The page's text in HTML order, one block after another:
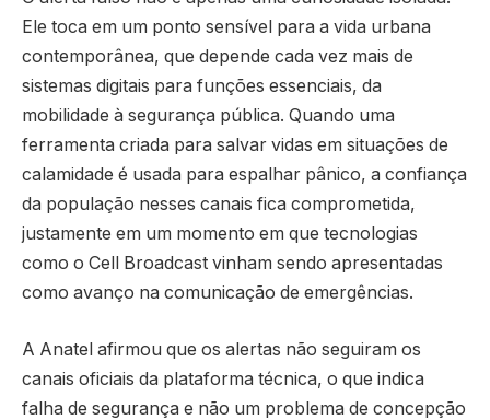
Ele toca em um ponto sensível para a vida urbana
contemporânea, que depende cada vez mais de
sistemas digitais para funções essenciais, da
mobilidade à segurança pública. Quando uma
ferramenta criada para salvar vidas em situações de
calamidade é usada para espalhar pânico, a confiança
da população nesses canais fica comprometida,
justamente em um momento em que tecnologias
como o Cell Broadcast vinham sendo apresentadas
como avanço na comunicação de emergências.
A Anatel afirmou que os alertas não seguiram os
canais oficiais da plataforma técnica, o que indica
falha de segurança e não um problema de concepção